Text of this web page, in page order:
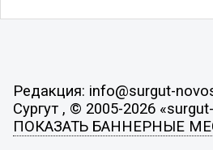
Редакция: info@surgut-
Сургут , © 2005-2026
ПОКАЗАТЬ БАННЕРНЫЕ